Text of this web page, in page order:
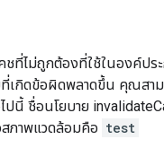
ชที่ไม่ถูกต้องที่ใช้ในองค์ปร
เกิดข้อผิดพลาดขึ้น คุณสา
ปนี้ ชื่อนโยบาย
สภาพแวดล้อมคือ test